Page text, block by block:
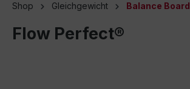
Shop Gleichgewicht Balance Board
Flow Perfect®